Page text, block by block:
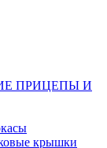
ПРИЦЕПЫ И
крышки